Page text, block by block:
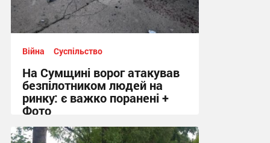
Війна Суспільство
На Сумщині ворог атакував
безпілотником людей на
ринку: є важко поранені +
Фото